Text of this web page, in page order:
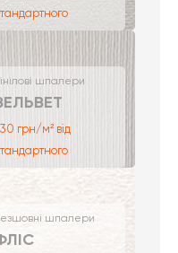
шпалери
грн/м² від
шпалери